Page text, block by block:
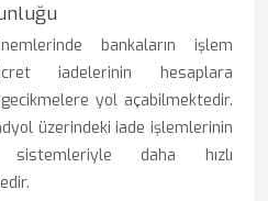
bankaların işlem
iadelerinin hesaplara
yol açabilmektedir.
üzerindeki iade işlemlerinin
sistemleriyle daha hızlı